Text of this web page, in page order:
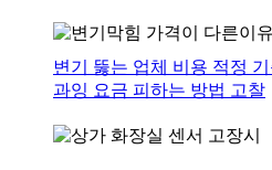
변기 뚫는 업체 비용 적정
과잉 요금 피하는 방법 고찰